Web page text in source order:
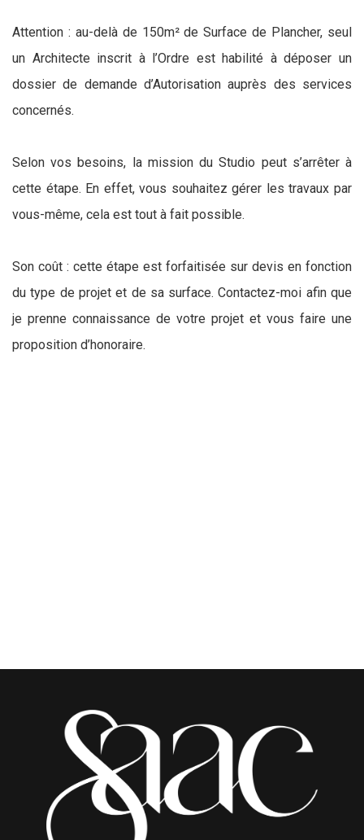
Attention : au-delà de 150m² de Surface de Plancher, seul
un Architecte inscrit à l’Ordre est habilité à déposer un
dossier de demande d’Autorisation auprès des services
concernés.
Selon vos besoins, la mission du Studio peut s’arrêter à
cette étape. En effet, vous souhaitez gérer les travaux par
vous-même, cela est tout à fait possible.
Son coût : cette étape est forfaitisée sur devis en fonction
du type de projet et de sa surface. Contactez-moi afin que
je prenne connaissance de votre projet et vous faire une
proposition d’honoraire.